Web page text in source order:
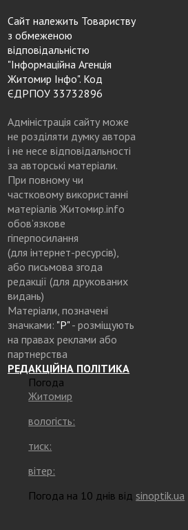
Сайт належить Товариству
з обмеженою
відповідальністю
"Інформаційна Агенція
Житомир Інфо". Код
ЄДРПОУ 33732896
Адміністрація сайту може
не розділяти думку автора
і не несе відповідальності
за авторські матеріали.
При повному чи
частковому використанні
матеріалів Житомир.info
обов’язкове
гіперпосилання
(для інтернет-ресурсів),
або письмова згода
редакції (для друкованих
видань)
Матеріали, позначені
значками: "Р"- розміщують
на правах реклами або
партнерства
РЕДАКЦІЙНА ПОЛІТИКА
Погода
Житомир
вологість:
тиск:
вітер:
Погода на 10 днів від sinoptik.ua